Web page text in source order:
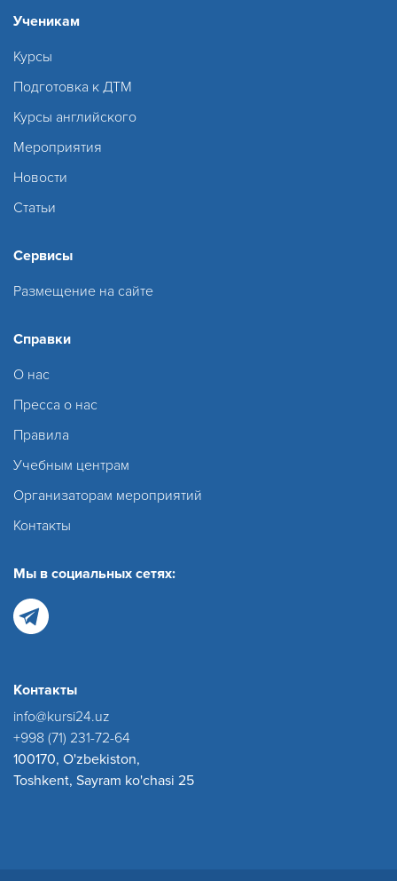
Ученикам
Курсы
Подготовка к ДТМ
Курсы английского
Мероприятия
Новости
Статьи
Сервисы
Размещение на сайте
Справки
О нас
Пресса о нас
Правила
Учебным центрам
Организаторам мероприятий
Контакты
Мы в социальных сетях:
Контакты
info@kursi24.uz
+998 (71) 231-72-64
100170, O'zbekiston,
Toshkent, Sayram ko'chasi 25